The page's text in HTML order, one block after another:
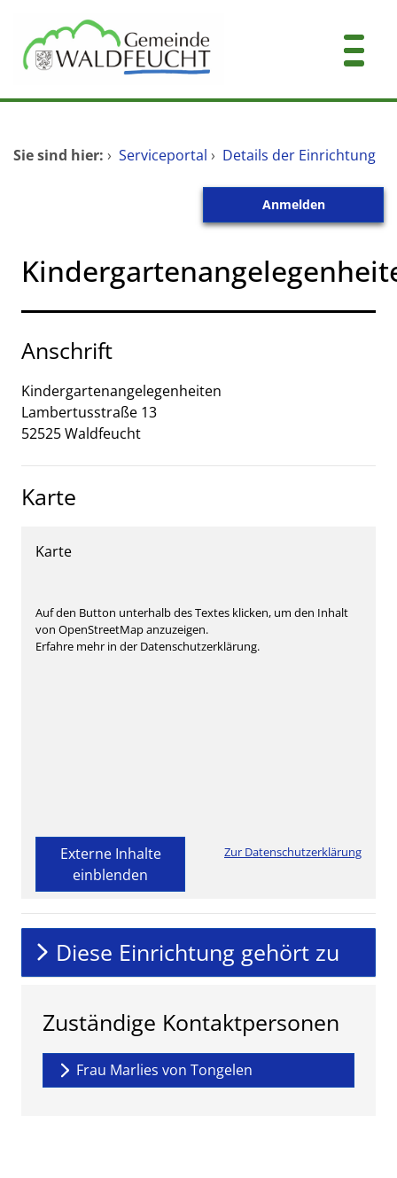
Zum Hauptinhalt springen
Dienstleistungen A-Z
Sie sind hier: › Serviceportal › Details der Einrichtung
Anmelden
Anschrift
Kindergartenangelegenheiten
Lambertusstraße 13
52525Waldfeucht
Karte
Karte
Auf den Button unterhalb des Textes klicken, um den Inhalt
von OpenStreetMap anzuzeigen.
Erfahre mehr in der Datenschutzerklärung.
Externe Inhalte
einblenden
Zur Datenschutzerklärung
Diese Einrichtung gehört zu
Zuständige Kontaktpersonen
Frau Marlies von Tongelen